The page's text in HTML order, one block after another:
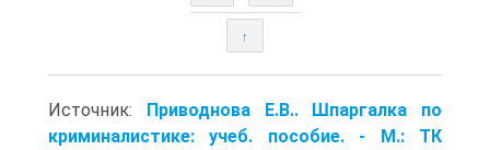
↑
Источник: Приводнова Е.В.. Шпаргалка по
криминалистике: учеб. пособие. - М.: ТК